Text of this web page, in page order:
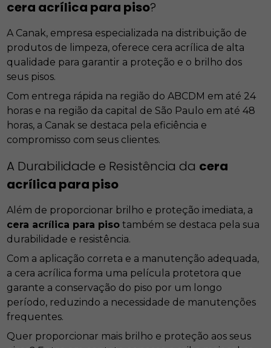
cera acrílica para piso?
A Canak, empresa especializada na distribuição de
produtos de limpeza, oferece cera acrílica de alta
qualidade para garantir a proteção e o brilho dos
seus pisos.
Com entrega rápida na região do ABCDM em até 24
horas e na região da capital de São Paulo em até 48
horas, a Canak se destaca pela eficiência e
compromisso com seus clientes.
A Durabilidade e Resistência da cera
acrílica para piso
Além de proporcionar brilho e proteção imediata, a
cera acrílica para piso também se destaca pela sua
durabilidade e resistência.
Com a aplicação correta e a manutenção adequada,
a cera acrílica forma uma película protetora que
garante a conservação do piso por um longo
período, reduzindo a necessidade de manutenções
frequentes.
Quer proporcionar mais brilho e proteção aos seus